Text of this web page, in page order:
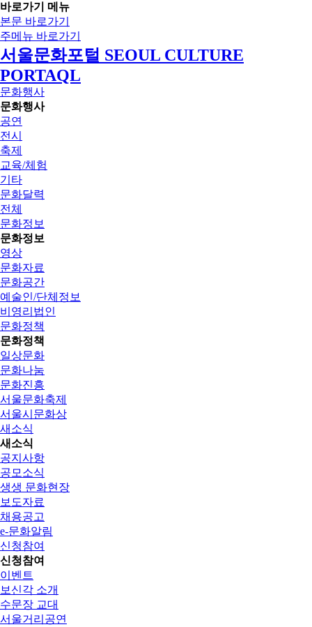
바로가기 메뉴
본문 바로가기
주메뉴 바로가기
서울문화포털 SEOUL CULTURE
PORTAQL
문화행사
문화행사
공연
전시
축제
교육/체험
기타
문화달력
전체
문화정보
문화정보
영상
문화자료
문화공간
예술인/단체정보
비영리법인
문화정책
문화정책
일상문화
문화나눔
문화진흥
서울문화축제
서울시문화상
새소식
새소식
공지사항
공모소식
생생 문화현장
보도자료
채용공고
e-문화알림
신청참여
신청참여
이벤트
보신각 소개
수문장 교대
서울거리공연